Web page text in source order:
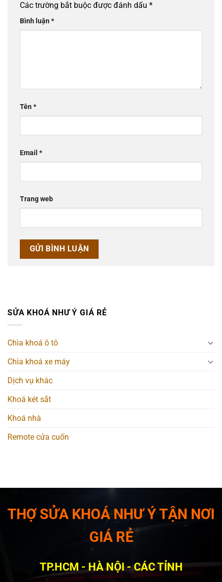
Các trường bắt buộc được đánh dấu *
Bình luận*
Tên*
Email *
Trang web
SỬA KHOÁ NHƯ Ý GIÁ RẺ
Chìa khoá ô tô
Chìa khoá xe máy
Dịch vụ khác
Khoá két sắt
Khoá nhà
Remote cửa cuốn
THỢ SỬA KHOÁ NHƯ Ý TẬN NƠI
GIÁ RẺ
TP.HCM - HÀ NỘI - CÁC TỈNH